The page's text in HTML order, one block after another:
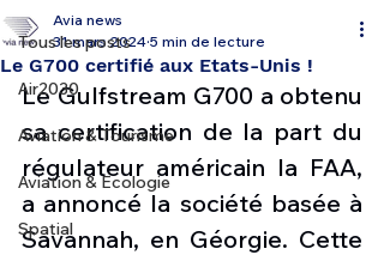
Tous les posts
Air2030
Aviation & Tourisme
Aviation & Ecologie
Spatial
Le G700 certifié aux Etats-Unis !
Avia news
31 mars 2024 5 min de lecture
Le Gulfstream G700 a obtenu
sa certification de la part du
régulateur américain la FAA,
a annoncé la société basée à
Savannah, en Géorgie. Cette